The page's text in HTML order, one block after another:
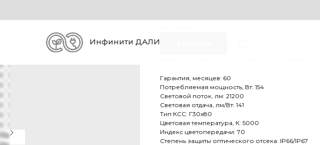
Инфинити ДАЛИ
ALB
Гарантия, месяцев: 60
Потребляемая мощность, Вт: 154
Световой поток, лм: 21200
Световая отдача, лм/Вт: 141
Тип КСС: Г30х80
Цветовая температура, К: 5000
Индекс цветопередачи: 70
Степень защиты оптического отсека: IP66/IP67